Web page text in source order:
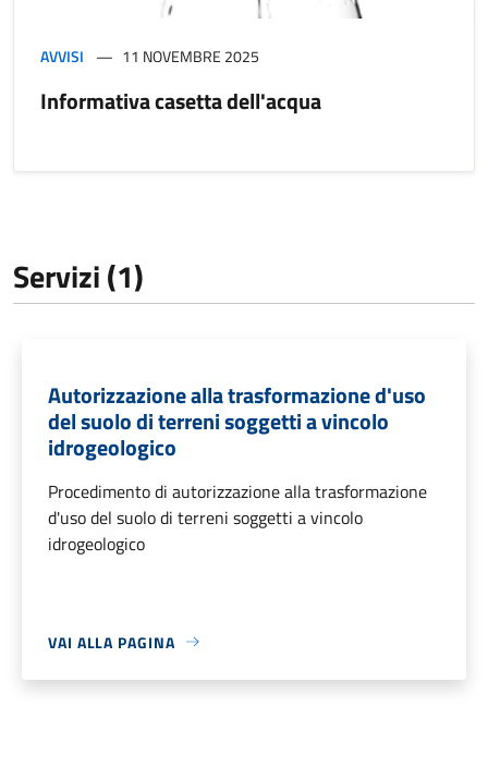
AVVISI 11 NOVEMBRE 2025
Informativa casetta dell'acqua
Servizi (1)
Autorizzazione alla trasformazione d'uso
del suolo di terreni soggetti a vincolo
idrogeologico
Procedimento di autorizzazione alla trasformazione
d'uso del suolo di terreni soggetti a vincolo
idrogeologico
VAI ALLA PAGINA